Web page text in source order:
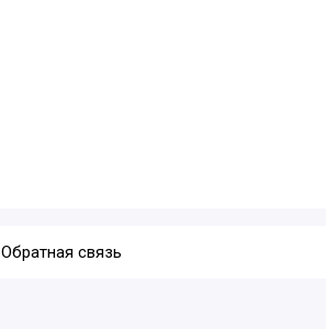
Обратная связь